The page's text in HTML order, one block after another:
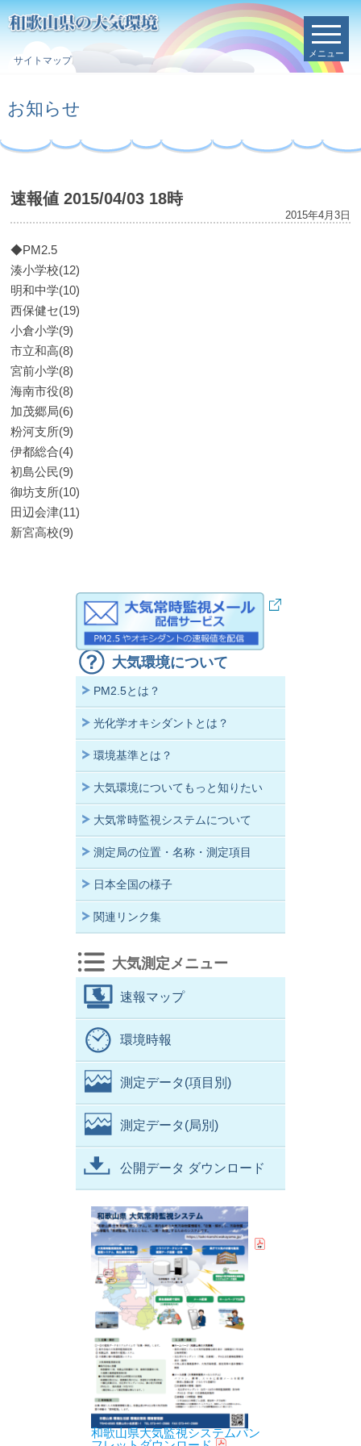
サイトマップ
メニュー
お知らせ
速報値 2015/04/03 18時
2015年4月3日
◆PM2.5
湊小学校(12)
明和中学(10)
西保健セ(19)
小倉小学(9)
市立和高(8)
宮前小学(8)
海南市役(8)
加茂郷局(6)
粉河支所(9)
伊都総合(4)
初島公民(9)
御坊支所(10)
田辺会津(11)
新宮高校(9)
大気環境について
PM2.5とは？
光化学オキシダントとは？
環境基準とは？
大気環境についてもっと知りたい
大気常時監視システムについて
測定局の位置・名称・測定項目
日本全国の様子
関連リンク集
大気測定メニュー
速報マップ
環境時報
測定データ(項目別)
測定データ(局別)
公開データ ダウンロード
和歌山県大気監視システムパン